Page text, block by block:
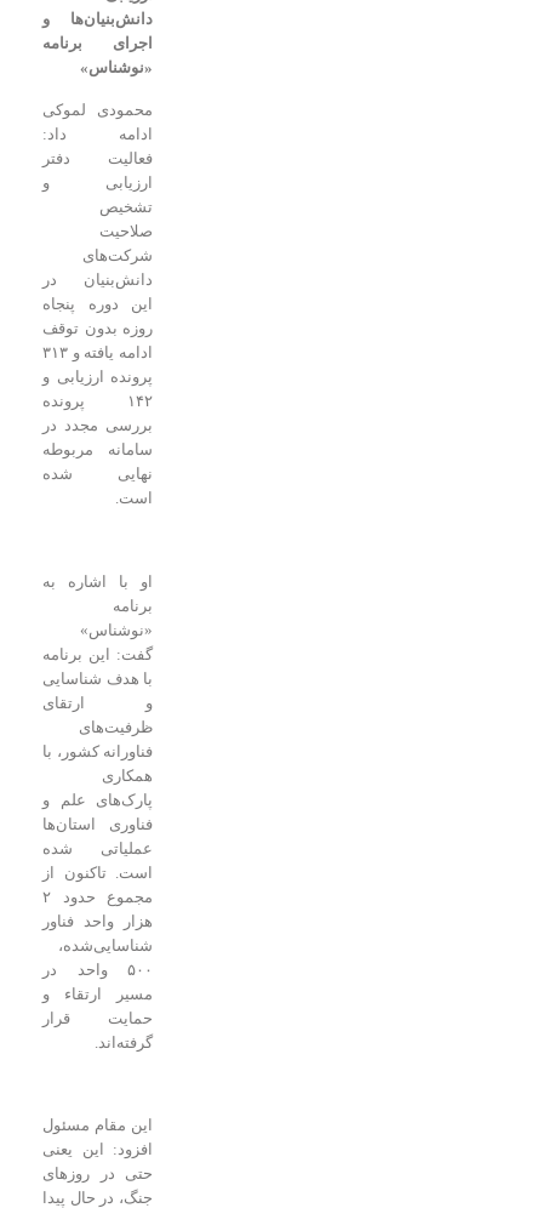
دانش‌بنیان‌ها و
اجرای برنامه
محمودی لموکی
ادامه داد:
فعالیت دفتر
ارزیابی و
دانش‌بنیان در
این دوره پنجاه
روزه بدون توقف
ادامه یافته و ۳۱۳
پرونده ارزیابی و
۱۴۲ پرونده
بررسی مجدد در
سامانه مربوطه
نهایی شده
او با اشاره به
گفت: این برنامه
با هدف شناسایی
و ارتقای
فناورانه کشور، با
پارک‌های علم و
فناوری استان‌ها
عملیاتی شده
است. تاکنون از
مجموع حدود ۲
هزار واحد فناور
شناسایی‌شده،
۵۰۰ واحد در
مسیر ارتقاء و
حمایت قرار
این مقام مسئول
افزود: این یعنی
حتی در روزهای
جنگ، در حال پیدا